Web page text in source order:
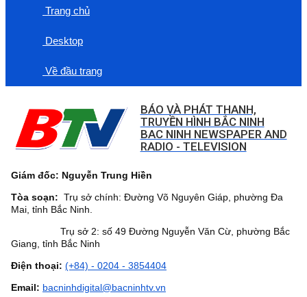
Trang chủ
Desktop
Về đầu trang
BÁO VÀ PHÁT THANH,
TRUYỀN HÌNH BẮC NINH
BAC NINH NEWSPAPER AND
RADIO - TELEVISION
Giám đốc: Nguyễn Trung Hiền
Tòa soạn: Trụ sở chính: Đường Võ Nguyên Giáp, phường Đa
Mai, tỉnh Bắc Ninh.
Trụ sở 2: số 49 Đường Nguyễn Văn Cừ, phường Bắc
Giang, tỉnh Bắc Ninh
Điện thoại: (+84) - 0204 - 3854404
Email: bacninhdigital@bacninhtv.vn